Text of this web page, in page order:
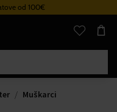
od 100€
Muškarci